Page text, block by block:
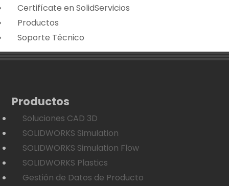
Certifícate en SolidServicios
Productos
Soporte Técnico
Productos
Soluciones CAD 3D
SOLIDWORKS Simulation
SOLIDWORKS Simulation Flow
SOLIDWORKS Plastics
Gestión de Datos de Producto